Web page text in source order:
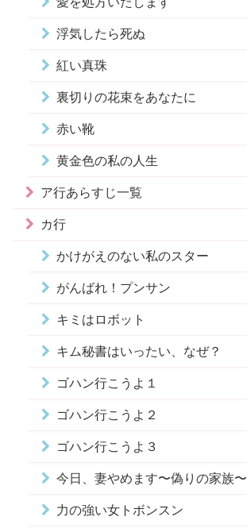
浮気したら死ぬ
紅い真珠
裏切りの花束をあなたに
赤い靴
黄金色の私の人生
ア行あらすじ一覧
カ行
かけがえのない私のスター
がんばれ！プンサン
キミはロボット
キム秘書はいったい、なぜ？
ゴハン行こうよ１
ゴハン行こうよ２
ゴハン行こうよ３
今日、妻やめます〜偽りの家族〜
力の強い女トボンスン